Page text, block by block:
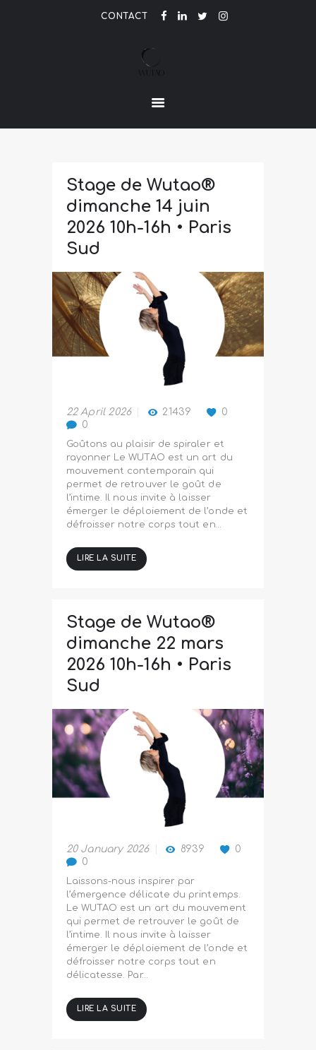
CONTACT
ACTUALITÉ
Stage de Wutao®
dimanche 14 juin
2026 10h-16h • Paris
Sud
22 April 2026 21439
0
0
Goûtons au plaisir de spiraler et
rayonner Le WUTAO est un art du
mouvement contemporain qui
permet de retrouver le goût de
l’intime. Il nous invite à laisser
émerger le déploiement de l’onde et
défroisser notre corps tout en…
LIRE LA SUITE
Stage de Wutao®
dimanche 22 mars
2026 10h-16h • Paris
Sud
20 January 2026 8939
0
0
Laissons-nous inspirer par
l’émergence délicate du printemps.
Le WUTAO est un art du mouvement
qui permet de retrouver le goût de
l’intime. Il nous invite à laisser
émerger le déploiement de l’onde et
défroisser notre corps tout en
délicatesse. Par…
LIRE LA SUITE